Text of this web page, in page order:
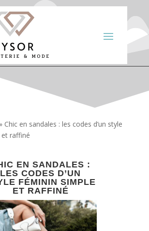
» Chic en sandales : les codes d’un style
raffiné
EN SANDALES :
LES CODES D’UN
FÉMININ SIMPLE
ET RAFFINÉ